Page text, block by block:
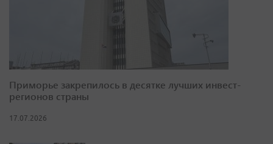
Приморье закрепилось в десятке лучших инвест-
регионов страны
17.07.2026